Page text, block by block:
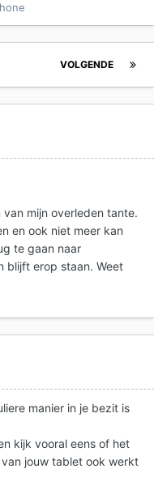
VOLGENDE
mijn overleden tante.
en ook niet meer kan
te gaan naar
blijft erop staan. Weet
manier in je bezit is
kijk vooral eens of het
jouw tablet ook werkt